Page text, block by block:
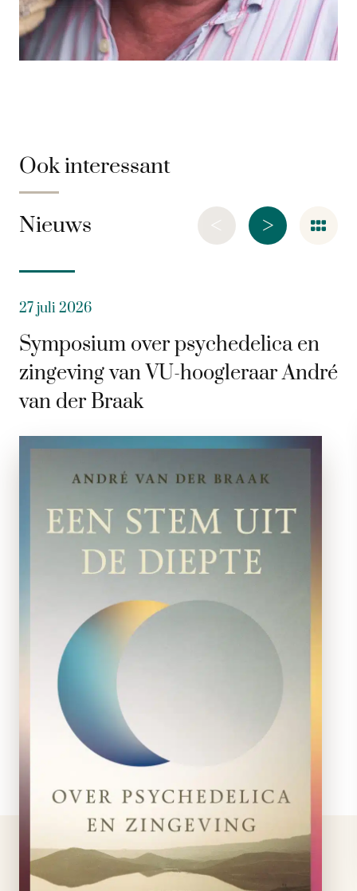
Ook interessant
Nieuws >
<
27 juli 2026
Symposium over psychedelica en
zingeving van VU-hoogleraar André
van der Braak